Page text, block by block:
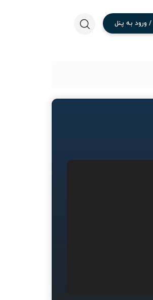
/ ورود به پنل